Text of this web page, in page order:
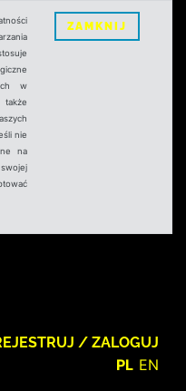
w
nie
na
ZAMKNIJ
/ ZALOGUJ
PL EN